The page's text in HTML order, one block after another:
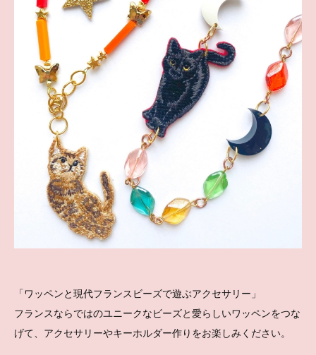
「ワッペンと現代フランスビーズで遊ぶアクセサリー」
フランスならではのユニークなビーズと愛らしいワッペンをつな
げて、アクセサリーやキーホルダー作りをお楽しみください。